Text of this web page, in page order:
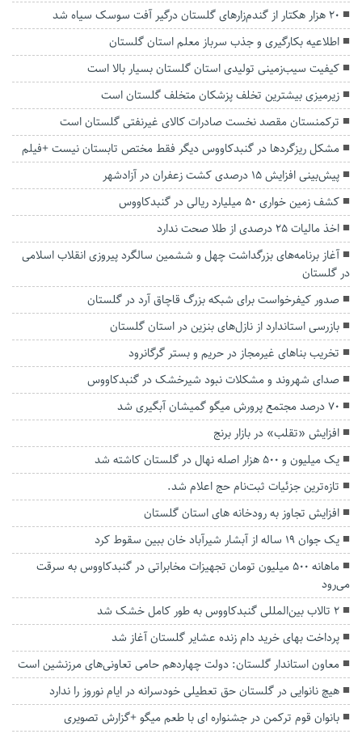
۲۰ هزار هکتار از گندم‌زارهای گلستان درگیر آفت سوسک سیاه شد
اطلاعیه بکارگیری و جذب سرباز معلم استان گلستان
کیفیت سیب‌زمینی تولیدی استان گلستان بسیار بالا است
زیرمیزی بیشترین تخلف پزشکان متخلف گلستان است
ترکمنستان مقصد نخست صادرات کالای غیرنفتی گلستان است
مشکل ریزگردها در گنبدکاووس دیگر فقط مختص تابستان نیست +فیلم
پیش‌بینی افزایش ۱۵ درصدی کشت زعفران در آزادشهر
کشف زمین خواری ۵۰ میلیارد ریالی در گنبدکاووس
اخذ مالیات ۲۵ درصدی از طلا صحت ندارد
آغاز برنامه‌های بزرگداشت چهل و ششمین سالگرد پیروزی انقلاب اسلامی
در گلستان
صدور کیفرخواست برای شبکه بزرگ قاچاق آرد در گلستان
بازرسی استاندارد از نازل‌های بنزین در استان گلستان
تخریب بناهای غیرمجاز در حریم و بستر گرگانرود
صدای شهروند و مشکلات نبود شیرخشک در گنبدکاووس
۷۰ درصد مجتمع پرورش میگو گمیشان آبگیری شد
افزایش «تقلب» در بازار برنج
یک میلیون و ۵۰۰ هزار اصله نهال در گلستان کاشته شد
تازه‌ترین جزئیات ثبت‌نام حج اعلام شد.
افزایش تجاوز به رودخانه های استان گلستان
یک جوان ۱۹ ساله از آبشار شیرآباد خان ببین سقوط کرد
ماهانه ۵۰۰ میلیون تومان تجهیزات مخابراتی در گنبدکاووس به سرقت
می‌رود
۲ تالاب بین‌المللی گنبدکاووس به طور کامل خشک شد
پرداخت بهای خرید دام زنده عشایر گلستان آغاز شد
معاون استاندار گلستان: دولت چهاردهم حامی تعاونی‌های مرزنشین است
هیچ نانوایی در گلستان حق تعطیلی خودسرانه در ایام نوروز را ندارد
بانوان قوم ترکمن در جشنواره ای با طعم میگو +گزارش تصویری